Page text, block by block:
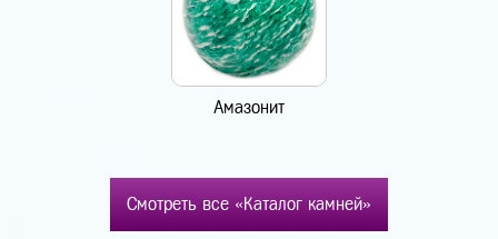
Амазонит
Смотреть все «Каталог камней»